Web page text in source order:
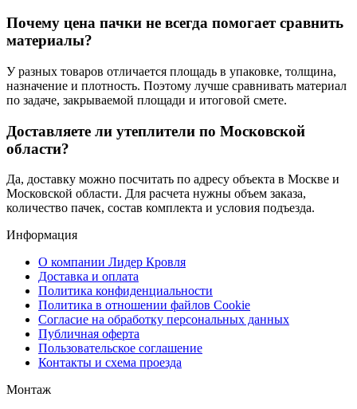
Почему цена пачки не всегда помогает сравнить
материалы?
У разных товаров отличается площадь в упаковке, толщина,
назначение и плотность. Поэтому лучше сравнивать материал
по задаче, закрываемой площади и итоговой смете.
Доставляете ли утеплители по Московской
области?
Да, доставку можно посчитать по адресу объекта в Москве и
Московской области. Для расчета нужны объем заказа,
количество пачек, состав комплекта и условия подъезда.
Информация
О компании Лидер Кровля
Доставка и оплата
Политика конфиденциальности
Политика в отношении файлов Cookie
Согласие на обработку персональных данных
Публичная оферта
Пользовательское соглашение
Контакты и схема проезда
Монтаж